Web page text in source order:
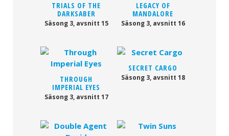
TRIALS OF THE
DARKSABER
Säsong 3, avsnitt 15
LEGACY OF
MANDALORE
Säsong 3, avsnitt 16
THROUGH
IMPERIAL EYES
Säsong 3, avsnitt 17
SECRET CARGO
Säsong 3, avsnitt 18